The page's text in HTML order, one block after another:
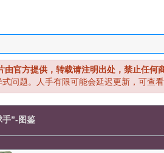
官方提供，转载请注明出处，禁止任何
问题。人手有限可能会延迟更新，可查看
手”-图鉴